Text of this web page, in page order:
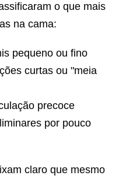
o que mais
na cama:
pequeno ou fino
curtas ou "meia
precoce
por pouco
claro que mesmo